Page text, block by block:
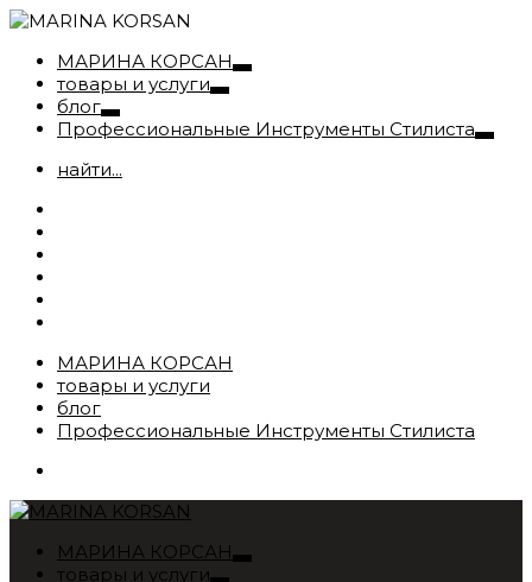
МАРИНА КОРСАН
товары и услуги
блог
Профессиональные Инструменты Стилиста
найти...
МАРИНА КОРСАН
товары и услуги
блог
Профессиональные Инструменты Стилиста
МАРИНА КОРСАН
товары и услуги